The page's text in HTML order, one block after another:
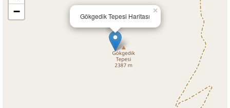
Gökgedik Tepesi Haritası
×
−